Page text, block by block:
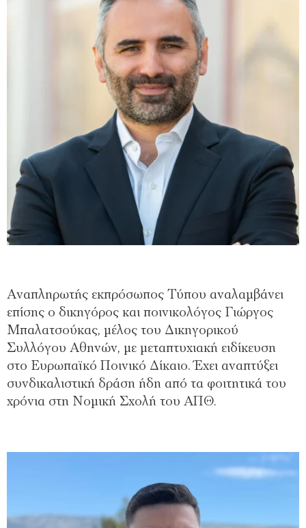
Αναπληρωτής εκπρόσωπος Τύπου αναλαμβάνει
επίσης ο δικηγόρος και ποινικολόγος Γιώργος
Μπαλατσούκας, μέλος του Δικηγορικού
Συλλόγου Αθηνών, με μεταπτυχιακή ειδίκευση
στο Ευρωπαϊκό Ποινικό Δίκαιο. Έχει αναπτύξει
συνδικαλιστική δράση ήδη από τα φοιτητικά του
χρόνια στη Νομική Σχολή του ΑΠΘ.